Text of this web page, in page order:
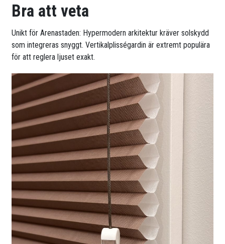
Bra att veta
Unikt för Arenastaden: Hypermodern arkitektur kräver solskydd
som integreras snyggt. Vertikalplisségardin är extremt populära
för att reglera ljuset exakt.